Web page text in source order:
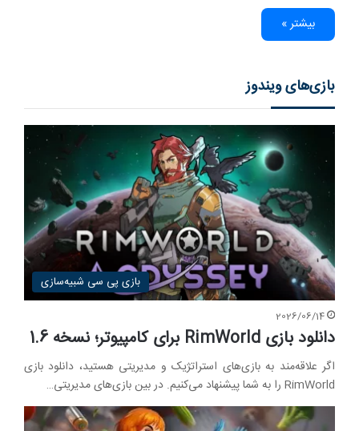
بیشتر »
بازی‌های ویندوز
بازی پی سی شبیه‌سازی
2026/06/14
دانلود بازی RimWorld برای کامپیوتر؛ نسخه 1.6
اگر علاقه‌مند به بازی‌های استراتژیک و مدیریتی هستید، دانلود بازی
RimWorld را به شما پیشنهاد می‌کنیم. در بین بازی‌های مدیریتی…